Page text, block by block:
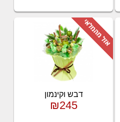
דבש וקינמון
₪245